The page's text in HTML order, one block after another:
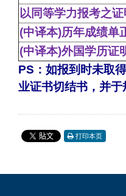
以同等学力报考之
(中译本)历年成绩单
(中译本)外国学历证
PS ：如报到时未取
业证书切结书，并于
打印本页